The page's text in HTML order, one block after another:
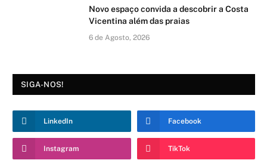
Novo espaço convida a descobrir a Costa
Vicentina além das praias
6 de Agosto, 2026
SIGA-NOS!
LinkedIn Facebook
Instagram TikTok